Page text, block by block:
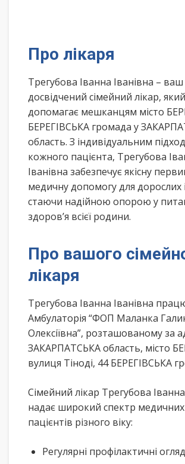
Про лікаря
Трегубова Іванна Іванівна – ваш
досвідчений сімейний лікар,
допомагає мешканцям місто
БЕРЕГІВСЬКА громада у
область. З індивідуальним
кожного пацієнта, Трегубова
Іванівна забезпечує якісну
медичну допомогу для дорослих
стаючи надійною опорою у
здоров’я всієї родини.
Про вашого
лікаря
Трегубова Іванна Іванівна
Амбулаторія “ФОП Маланка
Олексіївна”, розташованому за
ЗАКАРПАТСЬКА область, місто
вулиця Тіноді, 44 БЕРЕГІВСЬКА
Сімейний лікар Трегубова
надає широкий спектр медичних
пацієнтів різного віку:
Регулярні профілактичні